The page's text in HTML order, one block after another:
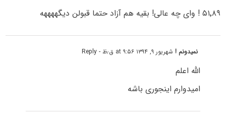
۵۱٬۸۹ ! وای چه عالی! بقیه هم آزاد حتما قبولن دیگههههه
نمیدونم !شهریور ۹, ۱۳۹۴ at ۹:۵۶ ق٫ظ - Reply
الله اعلم
امیدوارم اینجوری باشه